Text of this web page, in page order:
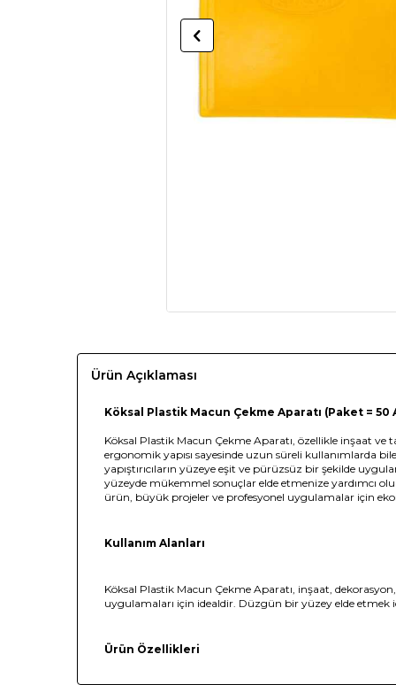
Ürün Açıklaması
Köksal Plastik Macun Çekme Aparatı (Paket = 50
Köksal Plastik Macun Çekme Aparatı, özellikle inşaat ve
ergonomik yapısı sayesinde uzun süreli kullanımlarda
yapıştırıcıların yüzeye eşit ve pürüzsüz bir şekilde
yüzeyde mükemmel sonuçlar elde etmenize yardımcı
ürün, büyük projeler ve profesyonel uygulamalar için
Kullanım Alanları
Köksal Plastik Macun Çekme Aparatı, inşaat,
uygulamaları için idealdir. Düzgün bir yüzey elde etmek
Ürün Özellikleri